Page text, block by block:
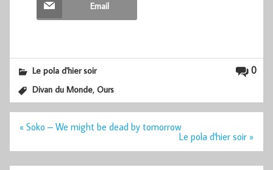
Email
0
Le pola d'hier soir
Divan du Monde,Ours
Navigation
« Soko – We might be dead by tomorrow
Le pola d'hier soir »